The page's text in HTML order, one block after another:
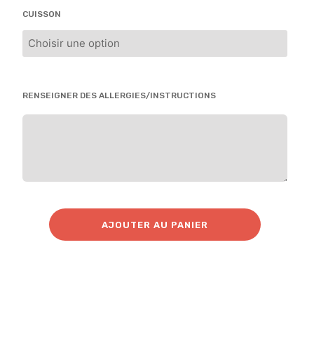
CUISSON
RENSEIGNER DES ALLERGIES/INSTRUCTIONS
AJOUTER AU PANIER